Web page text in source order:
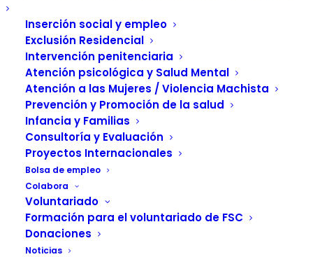
Inserción social y empleo
Exclusión Residencial
Intervención penitenciaria
Atención psicológica y Salud Mental
Atención a las Mujeres / Violencia Machista
Prevención y Promoción de la salud
Infancia y Familias
Consultoría y Evaluación
Proyectos Internacionales
Bolsa de empleo
Colabora
Voluntariado
Formación para el voluntariado de FSC
Donaciones
Noticias
FUNDACIÓN SALUD Y COMUNIDAD
La Federación de Empresas de la
Dependencia (FED) –patronal
mayoritaria en el sector– y la Asociación
Estatal de Directores y Gerentes de